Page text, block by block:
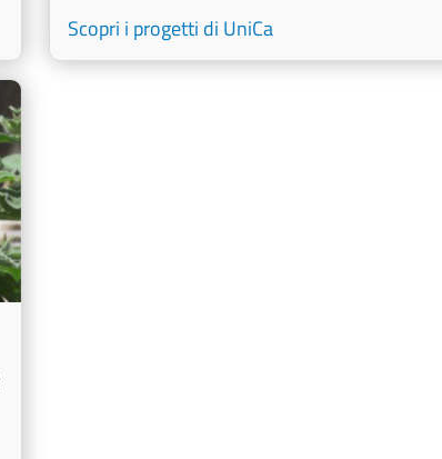
Scopri i progetti di UniCa